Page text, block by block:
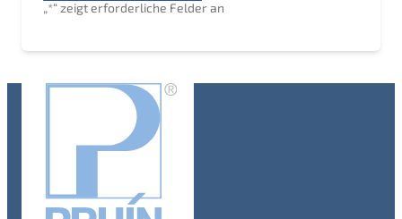
„*“ zeigt erforderliche Felder an